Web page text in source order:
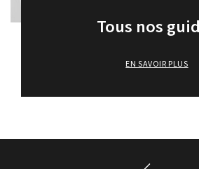
Tous nos
EN SAVOIR PLUS